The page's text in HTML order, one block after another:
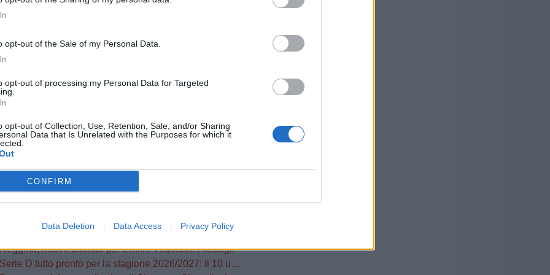
opt-out of the Sale of my Personal Data.
opt-out of processing my Personal Data for Targeted
opt-out of Collection, Use, Retention, Sale, and/or Sharing
Data that Is Unrelated with the Purposes for which it
CONFIRM
Data Deletion Data Access Privacy Policy
per l'ex
Viterbese e
Besmir Balla
Trapani, occhi sul
forma il nuovo corso: targato Rosanna Zema la conferenza stampa
Serie D, le trattative di oggi 7 agosto
Reggina, nuovo affondo per Emilio Volpicelli: i dettagli
Serie D tutto pronto per la stagione 2026/2027: il 10 usciranno i calendari